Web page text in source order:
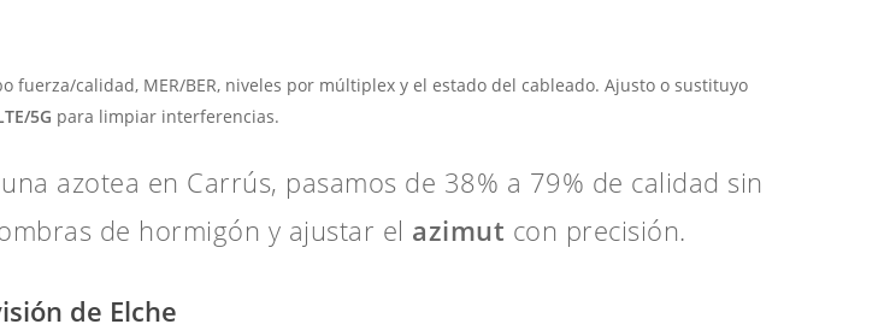
fuerza/calidad, MER/BER, niveles por múltiplex y el estado del cableado. Ajusto o sustituyo
5G para limpiar interferencias.
azotea en Carrús, pasamos de 38% a 79% de calidad sin
de hormigón y ajustar el azimut con precisión.
de Elche